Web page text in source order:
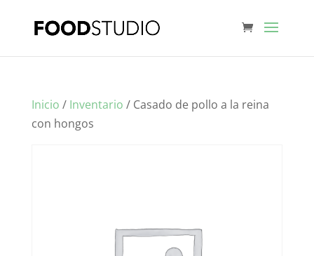
Inicio / Inventario / Casado de pollo a la reina
con hongos